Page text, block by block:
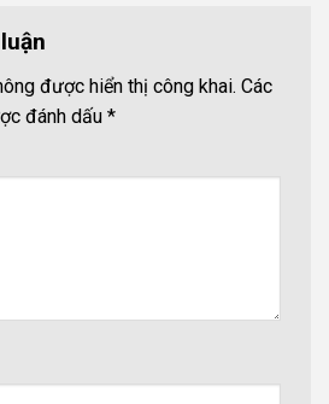
được hiển thị công khai. Các
đánh dấu *